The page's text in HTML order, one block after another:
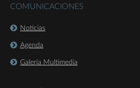
COMUNICACIONES
Noticias
Agenda
Galería Multimedia